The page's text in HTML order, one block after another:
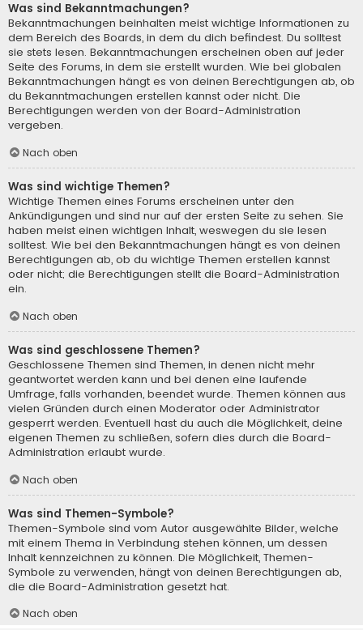
Was sind Bekanntmachungen?
Bekanntmachungen beinhalten meist wichtige Informationen zu
dem Bereich des Boards, in dem du dich befindest. Du solltest
sie stets lesen. Bekanntmachungen erscheinen oben auf jeder
Seite des Forums, in dem sie erstellt wurden. Wie bei globalen
Bekanntmachungen hängt es von deinen Berechtigungen ab, ob
du Bekanntmachungen erstellen kannst oder nicht. Die
Berechtigungen werden von der Board-Administration
vergeben.
Nach oben
Was sind wichtige Themen?
Wichtige Themen eines Forums erscheinen unter den
Ankündigungen und sind nur auf der ersten Seite zu sehen. Sie
haben meist einen wichtigen Inhalt, weswegen du sie lesen
solltest. Wie bei den Bekanntmachungen hängt es von deinen
Berechtigungen ab, ob du wichtige Themen erstellen kannst
oder nicht; die Berechtigungen stellt die Board-Administration
ein.
Nach oben
Was sind geschlossene Themen?
Geschlossene Themen sind Themen, in denen nicht mehr
geantwortet werden kann und bei denen eine laufende
Umfrage, falls vorhanden, beendet wurde. Themen können aus
vielen Gründen durch einen Moderator oder Administrator
gesperrt werden. Eventuell hast du auch die Möglichkeit, deine
eigenen Themen zu schließen, sofern dies durch die Board-
Administration erlaubt wurde.
Nach oben
Was sind Themen-Symbole?
Themen-Symbole sind vom Autor ausgewählte Bilder, welche
mit einem Thema in Verbindung stehen können, um dessen
Inhalt kennzeichnen zu können. Die Möglichkeit, Themen-
Symbole zu verwenden, hängt von deinen Berechtigungen ab,
die die Board-Administration gesetzt hat.
Nach oben